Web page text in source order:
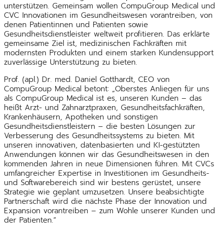
unterstützen. Gemeinsam wollen CompuGroup Medical und
CVC Innovationen im Gesundheitswesen vorantreiben, von
denen Patientinnen und Patienten sowie
Gesundheitsdienstleister weltweit profitieren. Das erklärte
gemeinsame Ziel ist, medizinischen Fachkräften mit
modernsten Produkten und einem starken Kundensupport
zuverlässige Unterstützung zu bieten.
Prof. (apl.) Dr. med. Daniel Gotthardt, CEO von
CompuGroup Medical betont: „Oberstes Anliegen für uns
als CompuGroup Medical ist es, unseren Kunden – das
heißt Arzt- und Zahnarztpraxen, Gesundheitsfachkräften,
Krankenhäusern, Apotheken und sonstigen
Gesundheitsdienstleistern – die besten Lösungen zur
Verbesserung des Gesundheitssystems zu bieten. Mit
unseren innovativen, datenbasierten und KI-gestützten
Anwendungen können wir das Gesundheitswesen in den
kommenden Jahren in neue Dimensionen führen. Mit CVCs
umfangreicher Expertise in Investitionen im Gesundheits-
und Softwarebereich sind wir bestens gerüstet, unsere
Strategie wie geplant umzusetzen. Unsere beabsichtigte
Partnerschaft wird die nächste Phase der Innovation und
Expansion vorantreiben – zum Wohle unserer Kunden und
der Patienten.“